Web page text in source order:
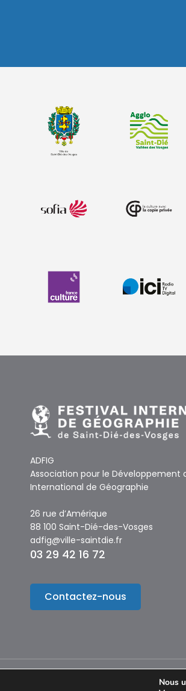
ADFIG
Association pour le Développement
International de Géographie
26 rue d’Amérique
88 100 Saint-Dié-des-Vosges
adfig@ville-saintdie.fr
03 29 42 16 72
Contactez-nous
© Copyright 2024 – Festival
Nous